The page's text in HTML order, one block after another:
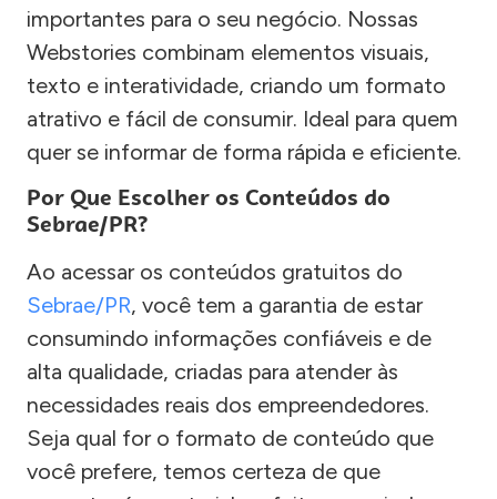
importantes para o seu negócio. Nossas
Webstories combinam elementos visuais,
texto e interatividade, criando um formato
atrativo e fácil de consumir. Ideal para quem
quer se informar de forma rápida e eficiente.
Por Que Escolher os Conteúdos do
Sebrae/PR?
Ao acessar os conteúdos gratuitos do
Sebrae/PR, você tem a garantia de estar
consumindo informações confiáveis e de
alta qualidade, criadas para atender às
necessidades reais dos empreendedores.
Seja qual for o formato de conteúdo que
você prefere, temos certeza de que